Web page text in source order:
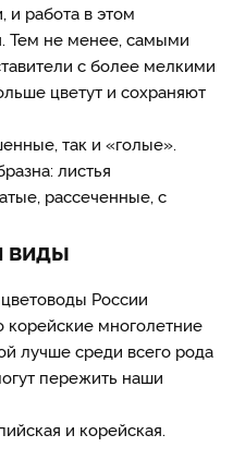
работа в этом
Тем не менее, самыми
с более мелкими
цветут и сохраняют
так и «голые».
листья
рассеченные, с
виды
России
корейские многолетние
лучше среди всего рода
пережить наши
и корейская.